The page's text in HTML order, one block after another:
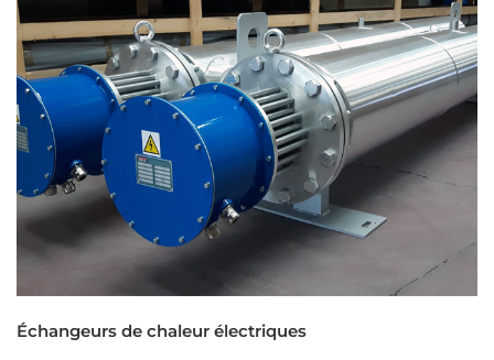
Échangeurs de chaleur électriques